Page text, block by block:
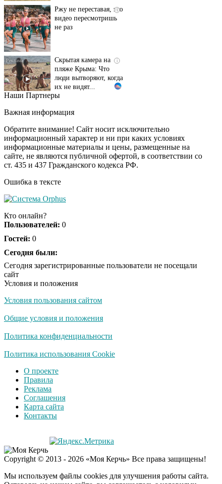
видео пересмотришь
не раз
пляже Крыма: Что
люди вытворяют, когда
их не видят...
Ролик длится
смеяться вы будете
долго
i
Королева вагона
отожгла! Видео не
оставит равнодушным
Забывший о
сына выступать за
Наши Партнеры
Важная информация
Обратите внимание! Сайт носит исключительно
информационный характер и ни при каких условиях
информационные материалы и цены, размещенные на
сайте, не являются публичной офертой, в соответствии со
ст. 435 и 437 Гражданского кодекса РФ.
Ошибка в тексте
Кто онлайн?
Пользователей: 0
Гостей: 0
Сегодня были:
Сегодня зарегистрированные пользователи не посещали
сайт
Условия и положения
Условия пользования сайтом
Общие условия и положения
Политика конфиденциальности
Политика использования Cookie
О проекте
Правила
Реклама
Соглашения
Карта сайта
Контакты
Copyright © 2013 - 2026 «Моя Керчь» Все права защищены!
Мы используем файлы cookies для улучшения работы сайта.